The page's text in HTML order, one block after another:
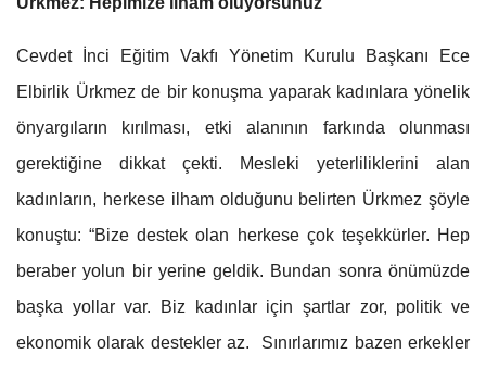
Cevdet İnci Eğitim Vakfı Yönetim Kurulu Başkanı Ece
Elbirlik Ürkmez de bir konuşma yaparak kadınlara yönelik
önyargıların kırılması, etki alanının farkında olunması
gerektiğine dikkat çekti. Mesleki yeterliliklerini alan
kadınların, herkese ilham olduğunu belirten Ürkmez şöyle
konuştu: “Bize destek olan herkese çok teşekkürler. Hep
beraber yolun bir yerine geldik. Bundan sonra önümüzde
başka yollar var. Biz kadınlar için şartlar zor, politik ve
ekonomik olarak destekler az. Sınırlarımız bazen erkekler